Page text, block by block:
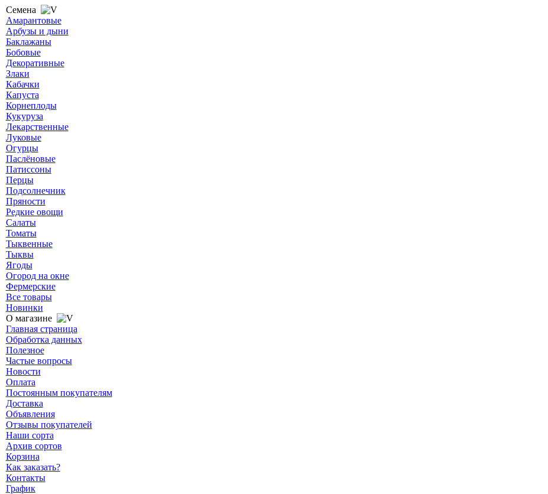
Семена
Амарантовые
Арбузы и дыни
Баклажаны
Бобовые
Декоративные
Злаки
Кабачки
Капуста
Корнеплоды
Кукуруза
Лекарственные
Луковые
Огурцы
Паслёновые
Патиссоны
Перцы
Подсолнечник
Пряности
Редкие овощи
Салаты
Томаты
Тыквенные
Тыквы
Ягоды
Огород на окне
Фермерские
Все товары
Новинки
О магазине
Главная страница
Обработка данных
Полезное
Частые вопросы
Новости
Оплата
Постоянным покупателям
Доставка
Объявления
Отзывы покупателей
Наши сорта
Архив сортов
Корзина
Как заказать?
Контакты
График